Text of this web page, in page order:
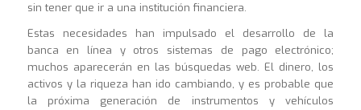
sin tener que ir a una institución financiera.
Estas necesidades han impulsado el desarrollo de la
banca en línea y otros sistemas de pago electrónico;
muchos aparecerán en las búsquedas web. El dinero, los
activos y la riqueza han ido cambiando, y es probable que
la próxima generación de instrumentos y vehículos